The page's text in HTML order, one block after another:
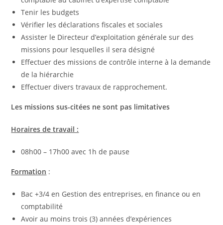
Tenir les budgets
Vérifier les déclarations fiscales et sociales
Assister le Directeur d’exploitation générale sur des
missions pour lesquelles il sera désigné
Effectuer des missions de contrôle interne à la demande
de la hiérarchie
Effectuer divers travaux de rapprochement.
Les missions sus-citées ne sont pas limitatives
Horaires de travail :
08h00 – 17h00 avec 1h de pause
Formation :
Bac +3/4 en Gestion des entreprises, en finance ou en
comptabilité
Avoir au moins trois (3) années d’expériences